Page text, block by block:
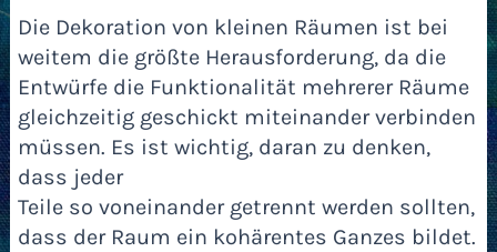
Die Dekoration von kleinen Räumen ist bei
weitem die größte Herausforderung, da die
Entwürfe die Funktionalität mehrerer Räume
gleichzeitig geschickt miteinander verbinden
müssen. Es ist wichtig, daran zu denken,
dass jeder
Teile so voneinander getrennt werden sollten,
dass der Raum ein kohärentes Ganzes bildet.